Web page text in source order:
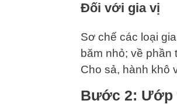
Đối với gia vị
Sơ chế các loại
băm nhỏ; về phần
Cho sả, hành khô
Bước 2: Ướp